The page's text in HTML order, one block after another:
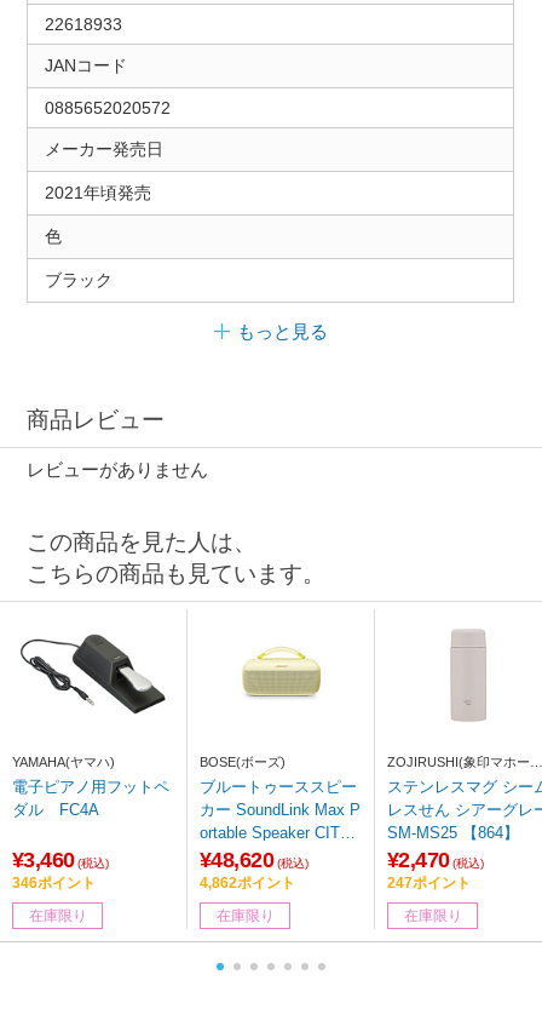
22618933
JANコード
0885652020572
メーカー発売日
2021年頃発売
色
ブラック
もっと見る
商品レビュー
レビューがありません
この商品を見た人は、
こちらの商品も見ています。
YAMAHA(ヤマハ)
電子ピアノ用フットペ
ダル FC4A
¥3,460 (税込)
346ポイント
在庫限り
BOSE(ボーズ)
ブルートゥーススピー
カー SoundLink Max P
ortable Speaker CITRU
S YELLOW SLinkMax
PTBLYLW ［防水 /ハ
イレゾ非対応 /Bluetoot
h対応 /Wi-Fi非対応］
¥48,620 (税込)
4,862ポイント
在庫限り
ZOJIRUSHI(象印マホービ
ン)
ステンレスマグ シー
レスせん シアーグレ
SM-MS25 【864】
¥2,470 (税込)
247ポイント
在庫限り